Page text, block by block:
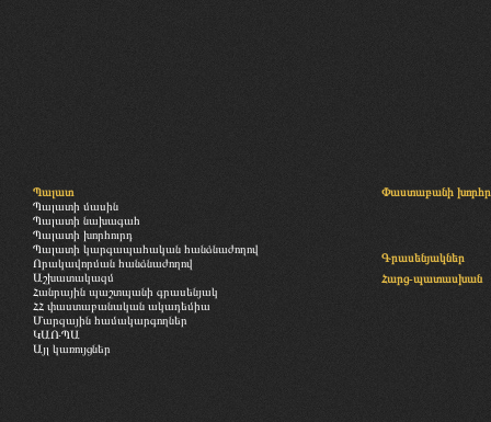
Պալատ
Պալատի մասին
Պալատի նախագահ
Պալատի խորհուրդ
Պալատի կարգապահական հանձնաժողով
Որակավորման հանձնաժողով
Աշխատակազմ
Հանրային պաշտպանի գրասենյակ
ՀՀ փաստաբանական ակադեմիա
Մարզային համակարգողներ
ԿԱՌՊԱ
Այլ կառույցներ
Փաստաբանի
Գրասենյակներ
Հարց-պատասխան